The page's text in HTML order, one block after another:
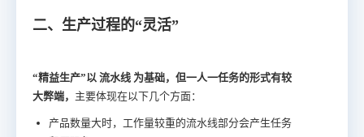
二、生产过程的“灵活”
“精益生产”以 流水线 为基础，但一人一任务的形式有较
大弊端， 主要体现在以下几个方面：
产品数量大时，工作量较重的流水线部分会产生任务